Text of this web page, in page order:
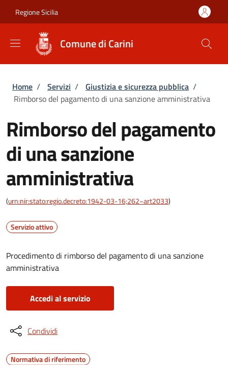
Regione Sicilia
Comune di Carini
Briciole di pane
Home / Servizi / Giustizia e sicurezza pubblica /
Rimborso del pagamento di una sanzione amministrativa
Rimborso del pagamento
di una sanzione
amministrativa
(urn:nir:stato:regio.decreto:1942-03-16;262~art2033)
Servizio attivo
Procedimento di rimborso del pagamento di una sanzione
amministrativa
Accedi al servizio
Condividi
Normativa di riferimento